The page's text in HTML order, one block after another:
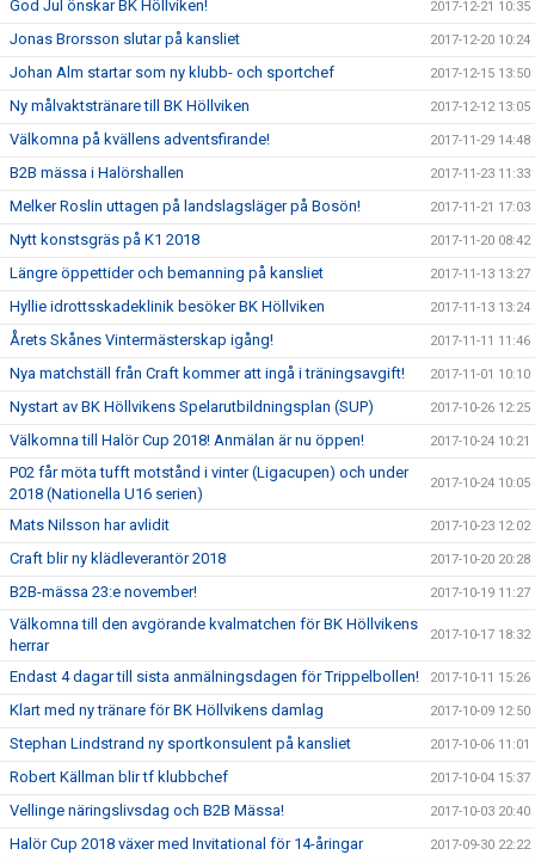
God Jul önskar BK Höllviken! 2017-12-21 10:35
Jonas Brorsson slutar på kansliet 2017-12-20 10:24
Johan Alm startar som ny klubb- och sportchef 2017-12-15 13:50
Ny målvaktstränare till BK Höllviken 2017-12-12 13:05
Välkomna på kvällens adventsfirande! 2017-11-29 14:48
B2B mässa i Halörshallen 2017-11-23 11:33
Melker Roslin uttagen på landslagsläger på Bosön! 2017-11-21 17:03
Nytt konstsgräs på K1 2018 2017-11-20 08:42
Längre öppettider och bemanning på kansliet 2017-11-13 13:27
Hyllie idrottsskadeklinik besöker BK Höllviken 2017-11-13 13:24
Årets Skånes Vintermästerskap igång! 2017-11-11 11:46
Nya matchställ från Craft kommer att ingå i träningsavgift! 2017-11-01 10:10
Nystart av BK Höllvikens Spelarutbildningsplan (SUP) 2017-10-26 12:25
Välkomna till Halör Cup 2018! Anmälan är nu öppen! 2017-10-24 10:21
P02 får möta tufft motstånd i vinter (Ligacupen) och under
2018 (Nationella U16 serien)
2017-10-24 10:05
Mats Nilsson har avlidit 2017-10-23 12:02
Craft blir ny klädleverantör 2018 2017-10-20 20:28
B2B-mässa 23:e november! 2017-10-19 11:27
Välkomna till den avgörande kvalmatchen för BK Höllvikens
herrar
2017-10-17 18:32
Endast 4 dagar till sista anmälningsdagen för Trippelbollen! 2017-10-11 15:26
Klart med ny tränare för BK Höllvikens damlag 2017-10-09 12:50
Stephan Lindstrand ny sportkonsulent på kansliet 2017-10-06 11:01
Robert Källman blir tf klubbchef 2017-10-04 15:37
Vellinge näringslivsdag och B2B Mässa! 2017-10-03 20:40
Halör Cup 2018 växer med Invitational för 14-åringar 2017-09-30 22:22